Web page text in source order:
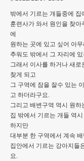
밖에서 기르는 개들중에
훈련사가 와서 원인을 찾
에
원하는 곳에 있고 싶어 아
추워도 밖에서 그 자리에
그래서 이사를 하거나 새
찾게 되고
그 구역에 잠을 잘수 있는
고 하더라구요.
그리고 배변구역 역시 원
집 밖에서 기르는 개들 역
하지만
대부분 한 구역에서 계속
집안에서 기르는 강아지들
요.